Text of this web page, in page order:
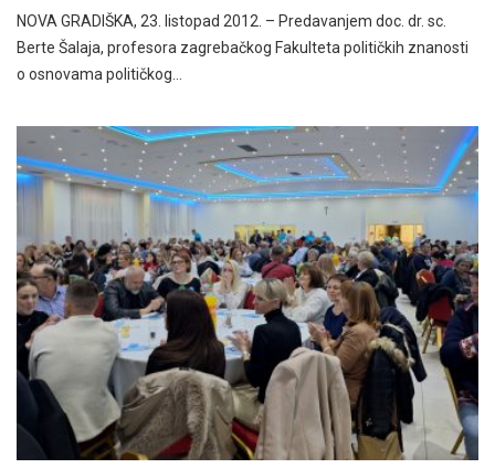
NOVA GRADIŠKA, 23. listopad 2012. – Predavanjem doc. dr. sc.
Berte Šalaja, profesora zagrebačkog Fakulteta političkih znanosti
o osnovama političkog…